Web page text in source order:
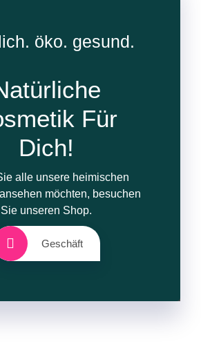
öko. gesund.
Für
Dich!
alle unsere heimischen
möchten, besuchen
Sie unseren Shop.
Geschäft